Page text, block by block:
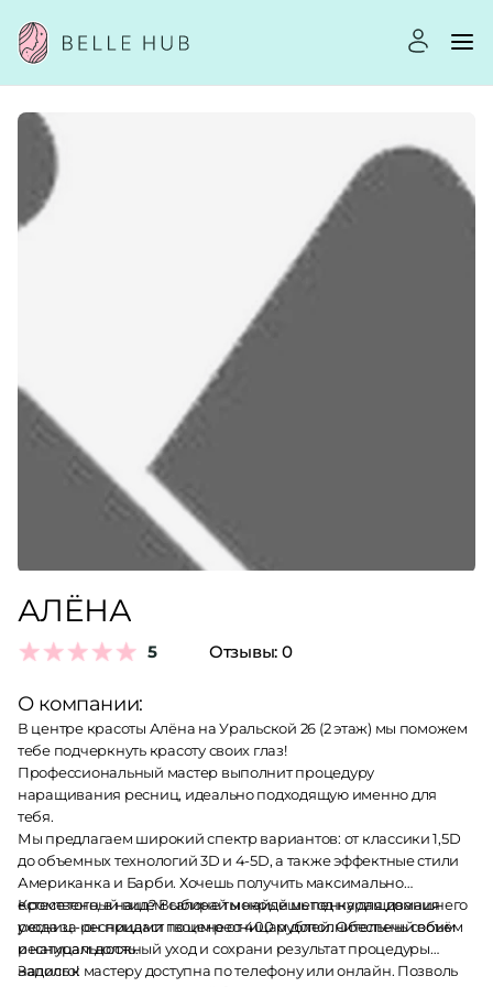
АЛËНА
5 Отзывы: 0
О компании:
В центре красоты Алëна на Уральской 26 (2 этаж) мы поможем
тебе подчеркнуть красоту своих глаз!
Профессиональный мастер выполнит процедуру
наращивания ресниц, идеально подходящую именно для
тебя.
Мы предлагаем широкий спектр вариантов: от классики 1,5D
до объемных технологий 3D и 4-5D, а также эффектные стили
Американка и Барби. Хочешь получить максимально
естественный вид? Выбирай мокрый метод наращивания
ресниц - он придаст твоим ресницам дополнительный объём
и натуральность.
Кроме того, в нашем салоне ты найдешь пенку для домашнего
ухода за ресницами по цене от 400 рублей. Обеспечь своим
ресницам должный уход и сохрани результат процедуры
надолго!
Запись к мастеру доступна по телефону или онлайн. Позволь